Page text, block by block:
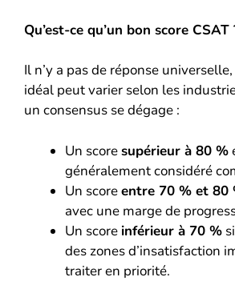
Qu’est-ce qu’un bon score CSAT
Il n’y a pas de réponse
idéal peut varier selon les
un consensus se dégage :
Un scoresupérieur à 80 %
généralement considéré
Un scoreentre 70 % et 80
avec une marge de
Un score inférieur à 70 %
des zones d’insatisfaction
traiter en priorité.